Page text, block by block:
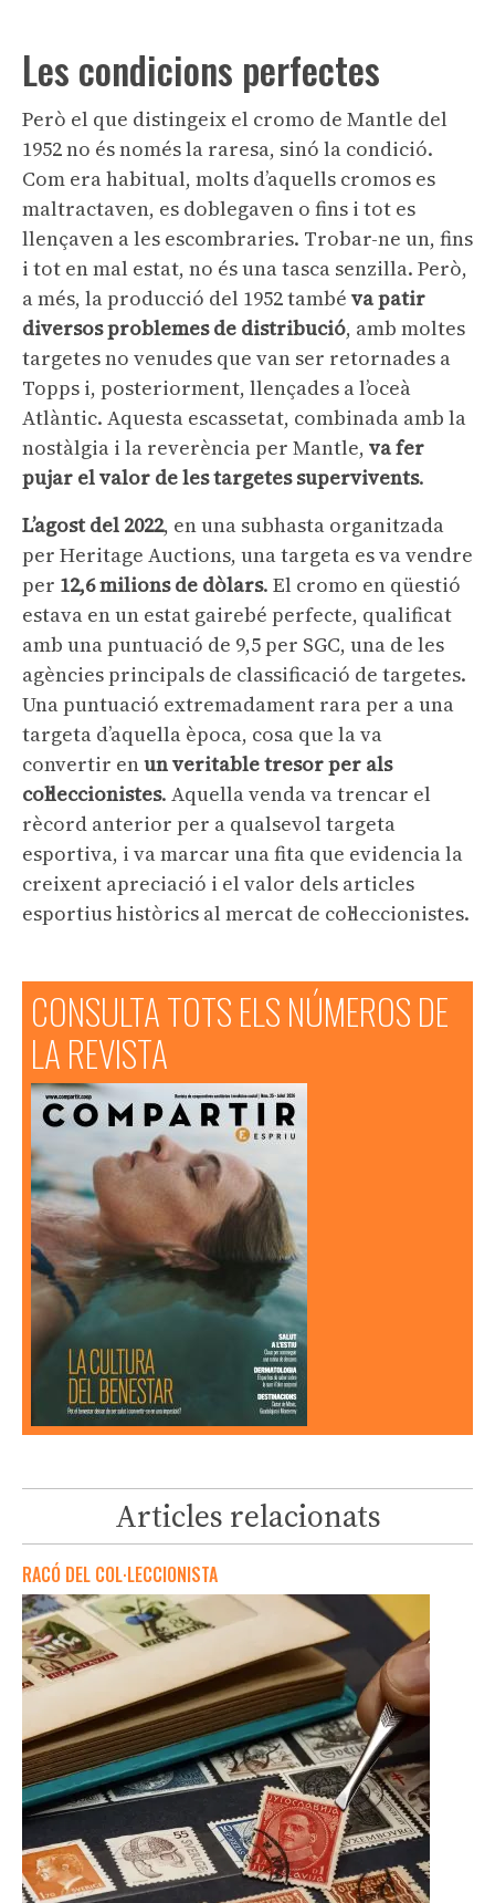
Les condicions perfectes
Però el que distingeix el cromo de Mantle del
1952 no és només la raresa, sinó la condició.
Com era habitual, molts d’aquells cromos es
maltractaven, es doblegaven o fins i tot es
llençaven a les escombraries. Trobar-ne un, fins
i tot en mal estat, no és una tasca senzilla. Però,
a més, la producció del 1952 també va patir
diversos problemes de distribució, amb moltes
targetes no venudes que van ser retornades a
Topps i, posteriorment, llençades a l’oceà
Atlàntic. Aquesta escassetat, combinada amb la
nostàlgia i la reverència per Mantle, va fer
pujar el valor de les targetes supervivents.
L’agost del 2022, en una subhasta organitzada
per Heritage Auctions, una targeta es va vendre
per 12,6 milions de dòlars. El cromo en qüestió
estava en un estat gairebé perfecte, qualificat
amb una puntuació de 9,5 per SGC, una de les
agències principals de classificació de targetes.
Una puntuació extremadament rara per a una
targeta d’aquella època, cosa que la va
convertir enun veritable tresor per als
col·leccionistes. Aquella venda va trencar el
rècord anterior per a qualsevol targeta
esportiva, i va marcar una fita que evidencia la
creixent apreciació i el valor dels articles
esportius històrics al mercat de col·leccionistes.
CONSULTA TOTS ELS NÚMEROS DE
LA REVISTA
Articles relacionats
RACÓ DEL COL·LECCIONISTA